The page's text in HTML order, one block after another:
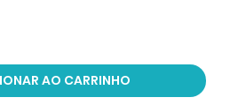
AO CARRINHO